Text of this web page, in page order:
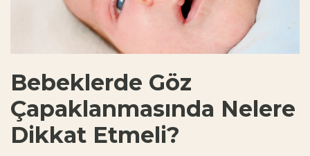
Bebeklerde Göz
Çapaklanmasında Nelere
Dikkat Etmeli?